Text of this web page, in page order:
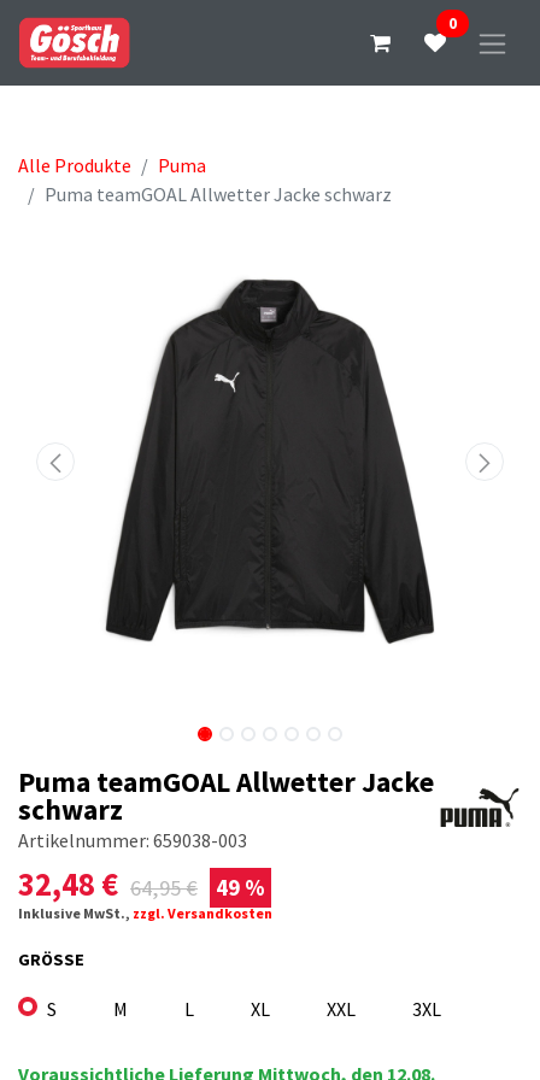
0
Alle Produkte
Puma
Puma teamGOAL Allwetter Jacke schwarz
Puma teamGOAL Allwetter Jacke
schwarz
Artikelnummer: 659038-003
32,48 € 64,95€ 49 %
Inklusive MwSt., zzgl. Versandkosten
GRÖSSE
S M L XL XXL 3XL
Voraussichtliche Lieferung Mittwoch, den 12.08.